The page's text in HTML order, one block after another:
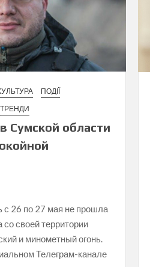
ПОДІЇ
ТРЕНДИ
Сумской области
с 26 по 27 мая не прошла
со своей территории
и минометный огонь.
Телеграм-канале